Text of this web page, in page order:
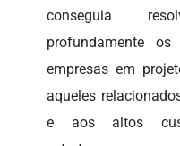
conseguia
profundamente
empresas em
aqueles
e aos altos